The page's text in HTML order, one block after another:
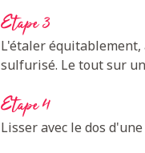
Etape 3
L'étaler équitablement,
sulfurisé. Le tout sur
Etape 4
Lisser avec le dos